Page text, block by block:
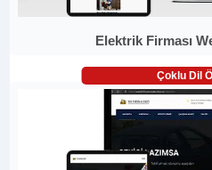
Elektrik Firması
Çoklu Dil